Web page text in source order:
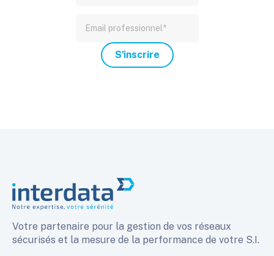
Votre partenaire pour la gestion de vos réseaux
sécurisés et la mesure de la performance de votre S.I.